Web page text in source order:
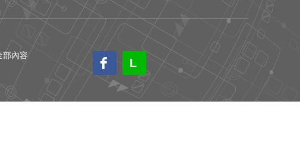
部內容
L
L